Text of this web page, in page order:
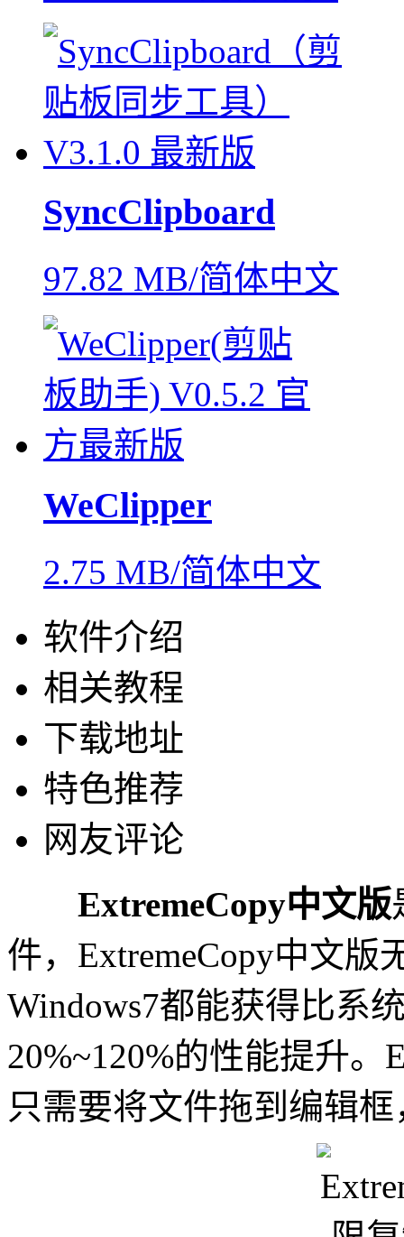
SyncClipboard
97.82 MB/简体中文
WeClipper
2.75 MB/简体中文
软件介绍
相关教程
下载地址
特色推荐
网友评论
ExtremeCopy中文版
件，ExtremeCopy中文版
Windows7都能获得比系
20%~120%的性能提升。
只需要将文件拖到编辑